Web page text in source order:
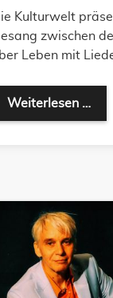
Kulturwelt
zwischen
Leben mit
Weiterlesen …